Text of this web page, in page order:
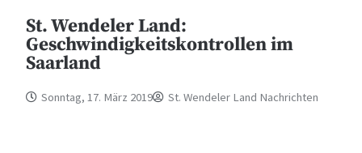
St. Wendeler Land:
Geschwindigkeitskontrollen im
Saarland
Sonntag, 17. März 2019 St. Wendeler Land Nachrichten